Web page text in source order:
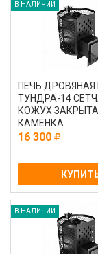
В НАЛИЧИИ
ПЕЧЬ ДРОВЯНАЯ
ТУНДРА-14
КОЖУХ
КАМЕНКА
16 300
В НАЛИЧИИ